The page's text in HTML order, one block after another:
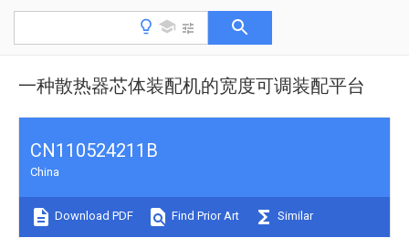
一种散热器芯体装配机的宽度可调装配平台
CN110524211B
China
Download PDF Find Prior Art Similar